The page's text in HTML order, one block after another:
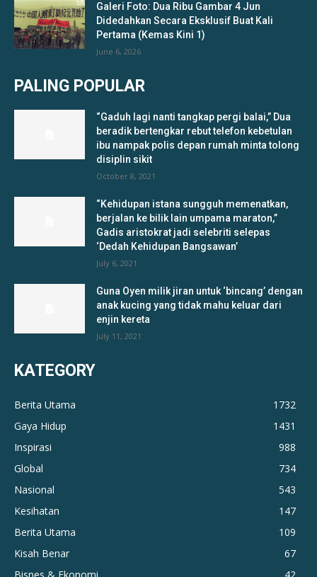
Galeri Foto: Dua Ribu Gambar 4 Jun
Didedahkan Secara Eksklusif Buat Kali
Pertama (Kemas Kini 1)
June 6, 2026
PALING POPULAR
“Gaduh lagi nanti tangkap pergi balai,” Dua
beradik bertengkar rebut telefon kebetulan
ibu nampak polis depan rumah minta tolong
disiplin sikit
October 8, 2021
“Kehidupan istana sungguh memenatkan,
berjalan ke bilik lain umpama maraton,”
Gadis aristokrat jadi selebriti selepas
‘Dedah Kehidupan Bangsawan’
July 6, 2021
Guna Oyen milik jiran untuk ‘bincang’ dengan
anak kucing yang tidak mahu keluar dari
enjin kereta
July 11, 2021
KATEGORY
Berita Utama
1732
Gaya Hidup
1431
Inspirasi
988
Global
734
Nasional
543
Kesihatan
147
Berita Utama
109
Kisah Benar
67